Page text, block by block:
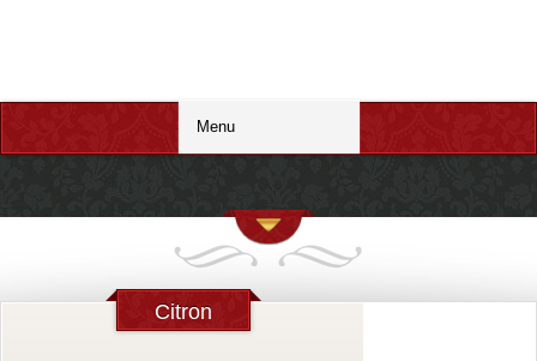
Restaurant , bar pizzeria hagenthal le haut- Tél. 03 89 68 50 28
Citron